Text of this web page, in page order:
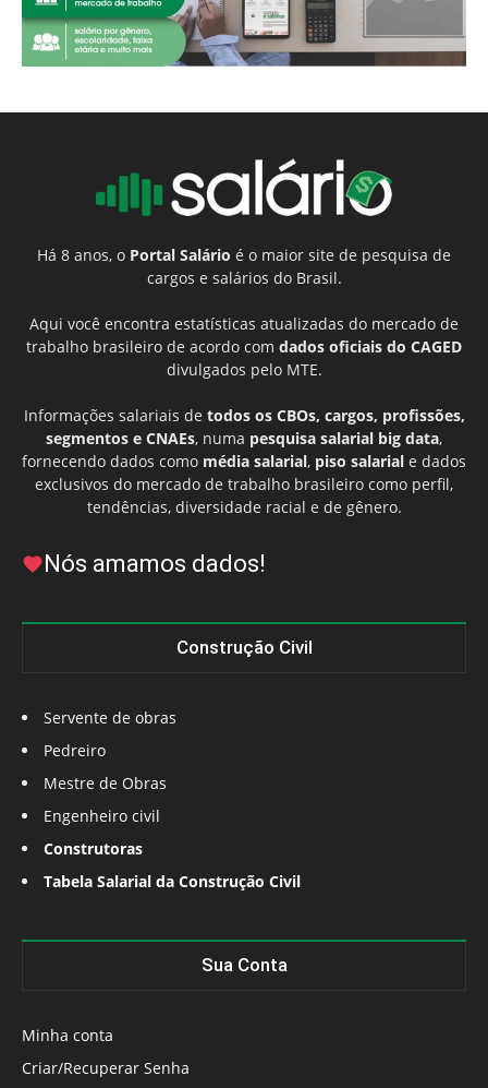
Há 8 anos, o Portal Salário é o maior site de pesquisa de
cargos e salários do Brasil.
Aqui você encontra estatísticas atualizadas do mercado de
trabalho brasileiro de acordo com dados oficiais do CAGED
divulgados pelo MTE.
Informações salariais de todos os CBOs, cargos, profissões,
segmentos e CNAEs, numa pesquisa salarial big data,
fornecendo dados como média salarial, piso salarial e dados
exclusivos do mercado de trabalho brasileiro como perfil,
tendências, diversidade racial e de gênero.
Nós amamos dados!
Construção Civil
Servente de obras
Pedreiro
Mestre de Obras
Engenheiro civil
Construtoras
Tabela Salarial da Construção Civil
Sua Conta
Minha conta
Criar/Recuperar Senha